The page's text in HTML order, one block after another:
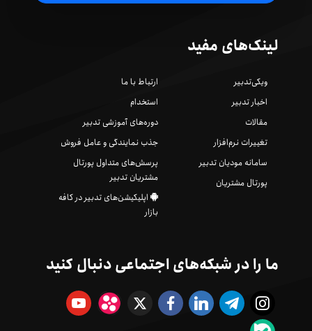
لینک‌های مفید
ویکی‌تدبیر
اخبار تدبیر
مقالات
تغییرات نرم‌افزار
سامانه مودیان تدبیر
پورتال مشتریان
ارتباط با ما
استخدام
دوره‌های آموزشی تدبیر
جذب نمایندگی و عامل فروش
پرسش‌های متداول پورتال
مشتریان تدبیر
اپلیکیشن‌های تدبیر در کافه
بازار
ما را در شبکه‌های اجتماعی دنبال کنید